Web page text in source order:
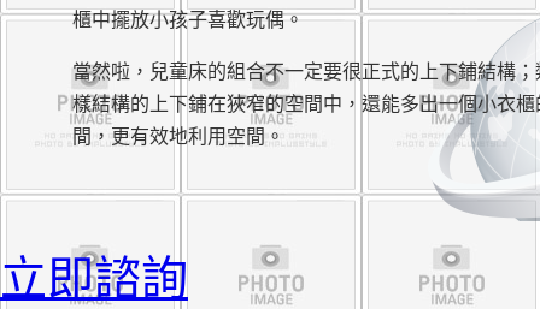
櫃中擺放小孩子喜歡玩偶。
當然啦，兒童床的組合不一定要很正式的上下鋪結構；
樣結構的上下鋪在狹窄的空間中，還能多出一個小衣櫃
間，更有效地利用空間。
立即諮詢